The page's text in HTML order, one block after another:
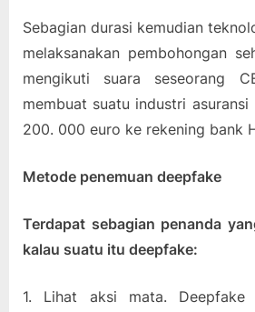
Sebagian durasi kemudian
melaksanakan pembohongan
mengikuti suara seseorang
membuat suatu industri asuransi
200. 000 euro ke rekening bank
Metode penemuan deepfake
Terdapat sebagian penanda
kalau suatu itu deepfake:
1. Lihat aksi mata.